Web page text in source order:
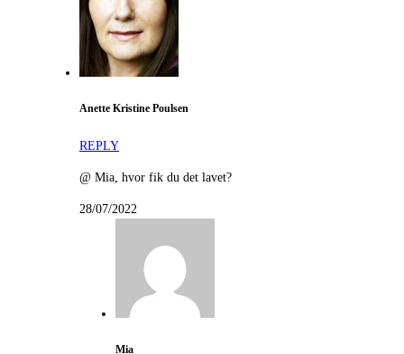
Anette Kristine Poulsen
REPLY
@ Mia, hvor fik du det lavet?
28/07/2022
Mia